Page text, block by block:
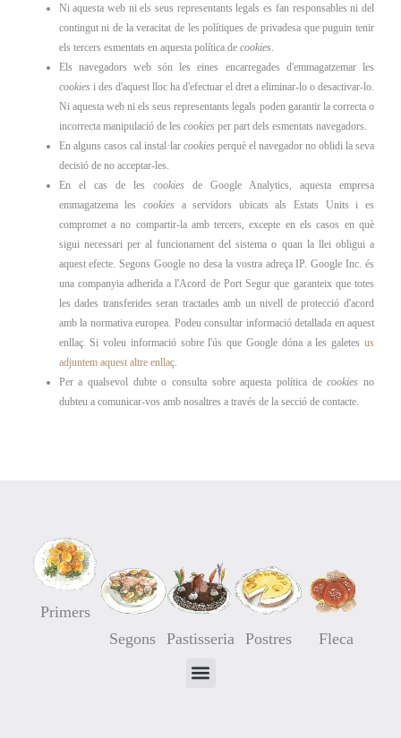
Ni aquesta web ni els seus representants legals es fan responsables ni del
contingut ni de la veracitat de les polítiques de privadesa que puguin tenir
els tercers esmentats en aquesta política de cookies.
Els navegadors web són les eines encarregades d'emmagatzemar les
cookiesi des d'aquest lloc ha d'efectuar el dret a eliminar-lo o desactivar-lo.
Ni aquesta web ni els seus representants legals poden garantir la correcta o
incorrecta manipulació de les cookiesper part dels esmentats navegadors.
En alguns casos cal instal·lar cookiesperquè el navegador no oblidi la seva
decisió de no acceptar-les.
En el cas de les cookiesde Google Analytics, aquesta empresa
emmagatzema les cookiesa servidors ubicats als Estats Units i es
compromet a no compartir-la amb tercers, excepte en els casos en què
sigui necessari per al funcionament del sistema o quan la llei obligui a
aquest efecte. Segons Google no desa la vostra adreça IP. Google Inc. és
una companyia adherida a l'Acord de Port Segur que garanteix que totes
les dades transferides seran tractades amb un nivell de protecció d'acord
amb la normativa europea. Podeu consultar informació detallada en aquest
enllaç. Si voleu informació sobre l'ús que Google dóna a les galetes us
adjuntem aquest altre enllaç.
Per a qualsevol dubte o consulta sobre aquesta política decookies no
dubteu a comunicar-vos amb nosaltres a través de la secció de contacte.
Primers
Segons
Pastisseria Postres Fleca